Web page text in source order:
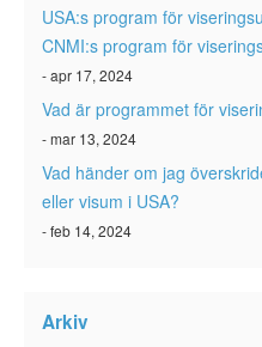
USA:s program för
CNMI:s program för
- apr 17, 2024
Vad är programmet för
- mar 13, 2024
Vad händer om jag
eller visum i USA?
- feb 14, 2024
Arkiv